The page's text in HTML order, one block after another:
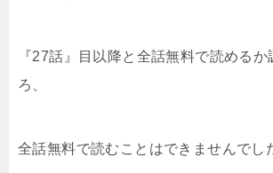
『27話』目以降と全話無料で読めるか
ろ、
全話無料で読むことはできませんでし